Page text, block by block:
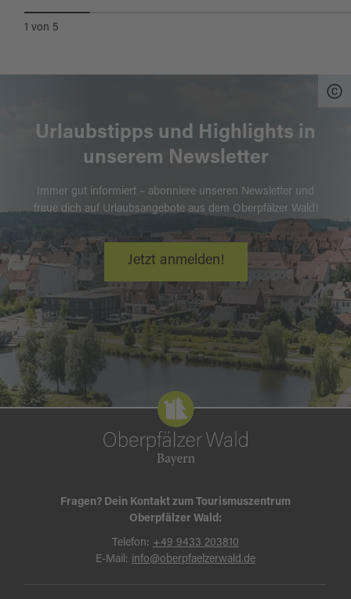
1 von 5
Urlaubstipps und Highlights in
unserem Newsletter
Immer gut informiert – abonniere unseren Newsletter und
freue dich auf Urlaubsangebote aus dem Oberpfälzer Wald!
Jetzt anmelden!
Fragen? Dein Kontakt zum Tourismuszentrum
Oberpfälzer Wald:
Telefon: +49 9433 203810
E-Mail: info@oberpfaelzerwald.de